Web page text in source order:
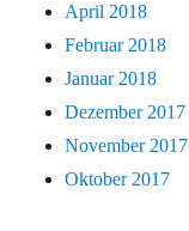
April 2018
Februar 2018
Januar 2018
Dezember 2017
November 2017
Oktober 2017